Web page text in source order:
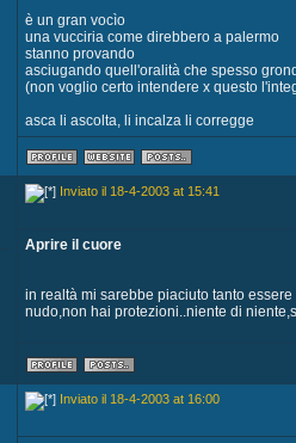
è un gran vocìo
una vucciria come direbbero a palermo
stanno provando
asciugando quell'oralità che spesso
(non voglio certo intendere x questo
asca li ascolta, li incalza li corregge
Inviato il 18-4-2003 at 15:41
Aprire il cuore
in realtà mi sarebbe piaciuto tanto
nudo,non hai protezioni..niente di
Inviato il 18-4-2003 at 16:00